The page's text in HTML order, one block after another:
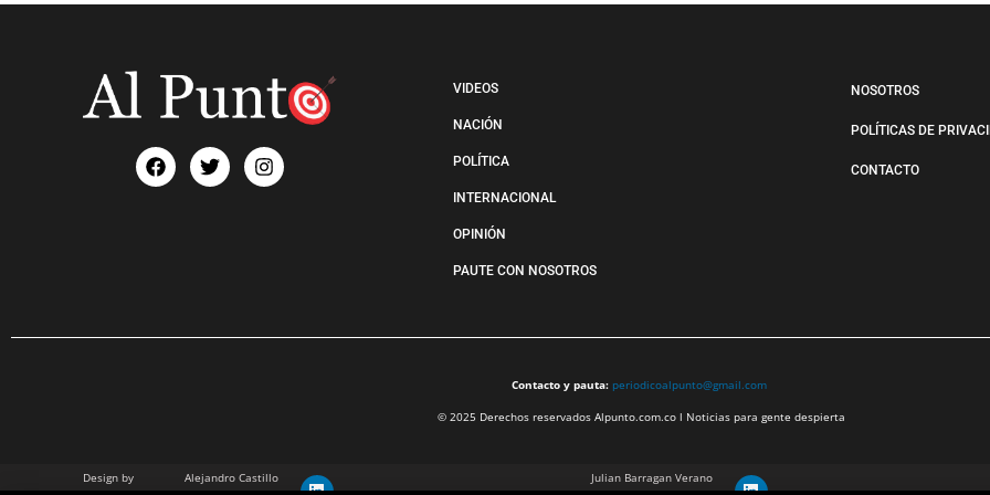
VIDEOS
NACIÓN
POLÍTICA
INTERNACIONAL
OPINIÓN
PAUTE CON NOSOTROS
NOSOTROS
POLÍTICAS DE
CONTACTO
Contacto y pauta: periodicoalpunto@gmail.com
© 2025 Derechos reservados Alpunto.com.co l Noticias para gente despierta
Design by
Alejandro Castillo
Julian Barragan Verano